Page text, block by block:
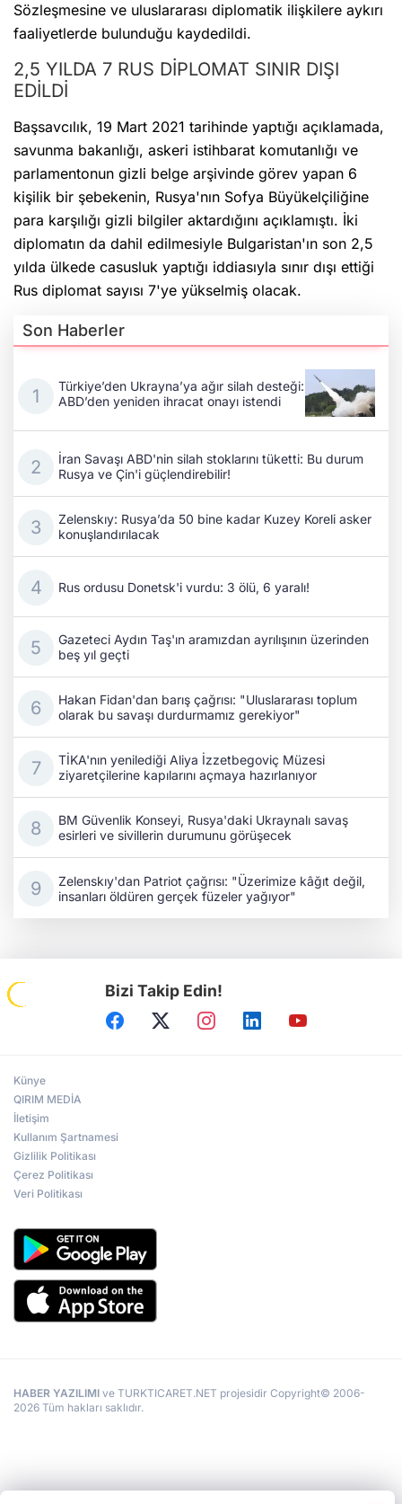
Sözleşmesine ve uluslararası diplomatik ilişkilere aykırı
faaliyetlerde bulunduğu kaydedildi.
2,5 YILDA 7 RUS DİPLOMAT SINIR DIŞI
EDİLDİ
Başsavcılık, 19 Mart 2021 tarihinde yaptığı açıklamada,
savunma bakanlığı, askeri istihbarat komutanlığı ve
parlamentonun gizli belge arşivinde görev yapan 6
kişilik bir şebekenin, Rusya'nın Sofya Büyükelçiliğine
para karşılığı gizli bilgiler aktardığını açıklamıştı. İki
diplomatın da dahil edilmesiyle Bulgaristan'ın son 2,5
yılda ülkede casusluk yaptığı iddiasıyla sınır dışı ettiği
Rus diplomat sayısı 7'ye yükselmiş olacak.
Son Haberler
Türkiye’den Ukrayna’ya ağır silah desteği:
ABD’den yeniden ihracat onayı istendi
İran Savaşı ABD'nin silah stoklarını tüketti: Bu durum
Rusya ve Çin'i güçlendirebilir!
Zelenskıy: Rusya’da 50 bine kadar Kuzey Koreli asker
konuşlandırılacak
Rus ordusu Donetsk'i vurdu: 3 ölü, 6 yaralı!
Gazeteci Aydın Taş'ın aramızdan ayrılışının üzerinden
beş yıl geçti
Hakan Fidan'dan barış çağrısı: "Uluslararası toplum
olarak bu savaşı durdurmamız gerekiyor"
TİKA'nın yenilediği Aliya İzzetbegoviç Müzesi
ziyaretçilerine kapılarını açmaya hazırlanıyor
BM Güvenlik Konseyi, Rusya'daki Ukraynalı savaş
esirleri ve sivillerin durumunu görüşecek
Zelenskıy'dan Patriot çağrısı: "Üzerimize kâğıt değil,
insanları öldüren gerçek füzeler yağıyor"
Bizi Takip Edin!
Künye
QIRIM MEDİA
İletişim
Kullanım Şartnamesi
Gizlilik Politikası
Çerez Politikası
Veri Politikası
HABER YAZILIMI ve TURKTICARET.NET projesidir Copyright© 2006-
2026 Tüm hakları saklıdır.